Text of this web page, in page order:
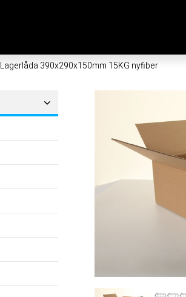
Lagerlåda 390x290x150mm 15KG nyfiber